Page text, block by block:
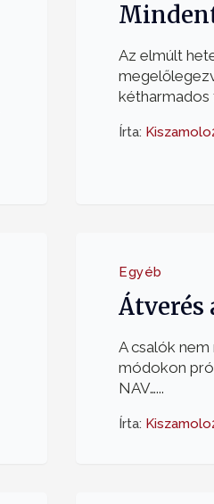
Az elmúlt
kétharmados
Írta: Kiszamolo
Egyéb
Átverés
A csalók nem
módokon
NAV…...
Írta: Kiszamolo